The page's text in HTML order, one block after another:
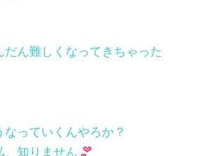
だん難しくなってきちゃった
っていくんやろか？
、知りません